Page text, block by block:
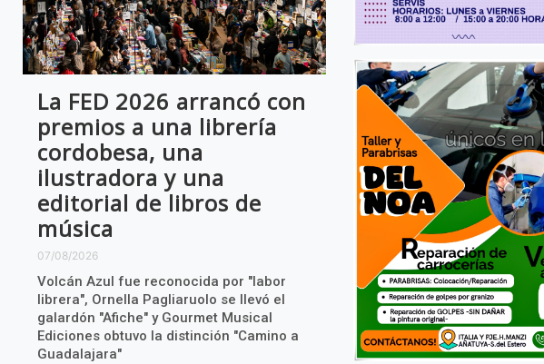
La FED 2026 arrancó con
premios a una librería
cordobesa, una
ilustradora y una
editorial de libros de
música
07/08/2026
Volcán Azul fue reconocida por "labor
librera", Ornella Pagliaruolo se llevó el
galardón "Afiche" y Gourmet Musical
Ediciones obtuvo la distinción "Camino a
Guadalajara"